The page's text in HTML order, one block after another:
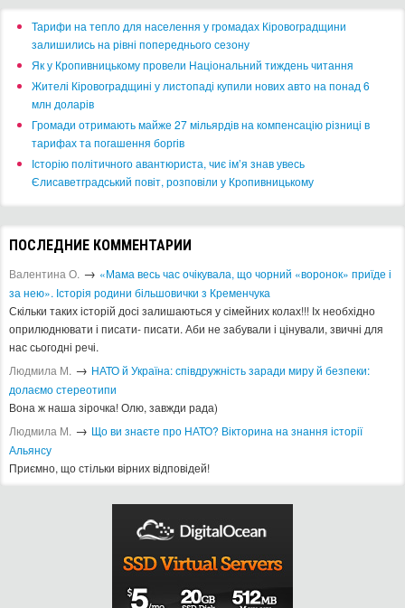
​Тарифи на тепло для населення у громадах Кіровоградщини
залишились на рівні попереднього сезону
​Як у Кропивницькому провели Національний тиждень читання
​Жителі Кіровоградщині у листопаді купили нових авто на понад 6
млн доларів
​Громади отримають майже 27 мільярдів на компенсацію різниці в
тарифах та погашення боргів
Історію політичного авантюриста, чиє ім’я знав увесь
Єлисаветградський повіт, розповіли у Кропивницькому
ПОСЛЕДНИЕ КОММЕНТАРИИ
Валентина О. → «Мама весь час очікувала, що чорний «воронок» приїде і
за нею». Історія родини більшовички з Кременчука
Скільки таких історій досі залишаються у сімейних колах!!! Іх необхідно
оприлюднювати і писати- писати. Аби не забували і цінували, звичні для
нас сьогодні речі.
Людмила М. → ​НАТО й Україна: співдружність заради миру й безпеки:
долаємо стереотипи
Вона ж наша зірочка! Олю, завжди рада)
Людмила М. → Що ви знаєте про НАТО? Вікторина на знання історії
Альянсу ​
Приємно, що стільки вірних відповідей!